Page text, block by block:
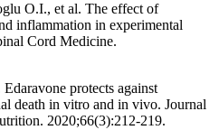
O.I., et al. The effect of
inflammation in experimental
Cord Medicine.
protects against
death in vitro and in vivo. Journal
2020;66(3):212-219.